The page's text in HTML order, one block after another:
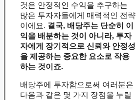
것은 안정적인 수익을 추구하는
많은 투자자들에게 매력적인 전략
이에요. 결국, 배당주는 단순히 이
익을 배분하는 것이 아니라, 투자
자에게 장기적으로 신뢰와 안정성
을 제공하는 중요한 요소로 작용
하는 것이죠.
배당주에 투자함으로써 여러분은
다음과 같은 몇 가지 장점을 누릴